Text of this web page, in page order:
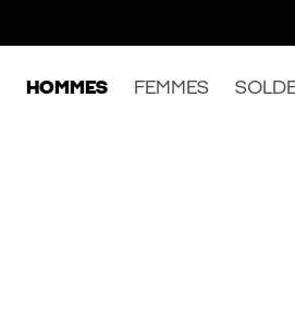
HOMMES FEMMES